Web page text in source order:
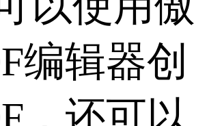
编辑器创